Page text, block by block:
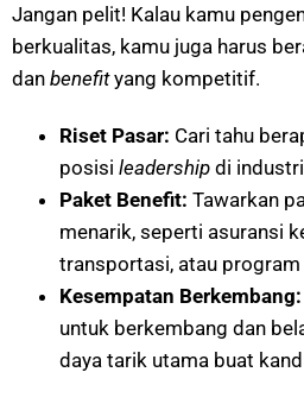
Jangan pelit! Kalau kamu
berkualitas, kamu juga harus
dan benefityang kompetitif.
Riset Pasar: Cari tahu
posisi leadership di
Paket Benefit: Tawarkan
menarik, seperti asuransi
transportasi, atau
Kesempatan Berkembang:
untuk berkembang dan
daya tarik utama buat